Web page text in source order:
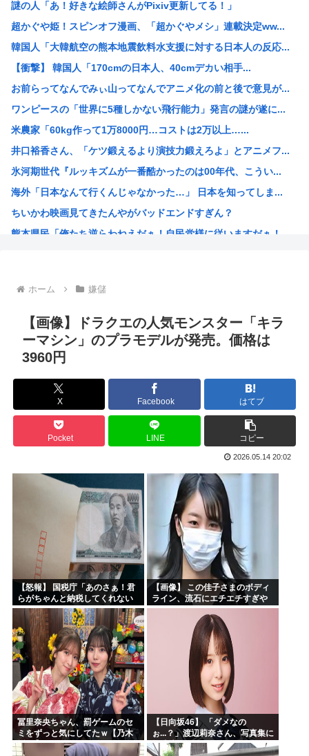
【画像】高市早苗、殺されることに怯え始める
【画像】飛行機の隣の客に手コキされたイケメンwww
券売機でチンタラしてる鈍感日本人、ガチで増える。197c...
【衝撃】50代女性、京大病院で脳腫瘍手術→“腫瘍の無い部...
【画像】ディズニーのおいなり巻（600円）、流石にアレす...
小学生の時、廊下を走ったときの危険性と利点について統計を...
古いパソコンのUSBに挿すだけで復活&高速化するマジック...
中国、止められないEV製造 売れず在庫山積み「売れたこと...
危険物乙4さん合格率30%の難関試験になる
氷河期世代『ルッキズムが一番酷かったのは00年代、こうい...
女子中学生をカッターナイフで脅し性的暴行か 56歳男を逮...
謎の人「あ！好きな絵師さんがPixiv更新してる！」
超かぐや姫！スピンオフ漫画、「超かぐやメシ」連載決定ww...
韓国人「大韓航空の熊本地震飲料水支援に対する日本人の反応...
【衝撃】 韓国人「170cmの日本人、40cmデカい相手...
お前らってなんでみぃ山ってなんでアニメ化の前と後で意見が...
ワンピースの「世界に5種しかない飛行能力」発言の謎が遂に...
米農家「60kg作って1万8000円…コストは2万以上…...
井口裕香さん、「ケツ鍛えるより演技力鍛えろよ」とアニメフ...
氷河期世代『ルッキズムが一番酷かったのは00年代、こうい...
海外「日本なんて行くんじゃなかった…」 日本を知ってしま...
ちいかわ映画見てきたんやがバッドエンドすぎん？
熊本県民「俺たち逆らわねえだぁ！自民党様に従いますだぁ！...
韓国人「悲報：FIFA会長にさえ2002年W杯で韓国が審...
韓国人「日本のサッカー協会も性接待やってるんじゃないです...
小泉進次郎「北朝鮮に厳重に抗議し、強く非難した」
今期アニメ、無職さよララ乙女怪獣ヤニねこ鉄ジャン天幕きみ...
日本さん食料自給率が過去最低に 25年度37% 主要先進...
韓国、日本の新しい防衛白書に対する当てつけで、日本の制止...
トランプ大統領、イランとの戦闘「近く終結するだろう」と表...
海外の反応：韓国サッカー協会、国際審判員らを性接待
「作り込んである高尚アニメ」なんかよりも「心の揺れ動く少...
トランプ「悪夢のオバマ政権！景気が悪いのはオバマのせい」
ひなこのーと作者、顔と一緒に乳首を晒すも抜けない
中国新聞「高市総理は非核三原則堅持をはっきり言わなかった...
韓国人「現在の日本の沖縄のスーパーは台風のおかげでこうな...
ホーム 嫌儲
【画像】ドラクエの人気モンスター「キラ
ーマシン」のプラモデルが発売。価格は
3960円
X Facebook はてブ
Pocket LINE コピー
2026.05.14 20:02
【怒報】 国税庁「あのさぁ！君
らがちゃんと納税してくれない
とこうなっちゃうけどどうす
る？！」←これw w w w w w w w
【画像】 この佳子さまのボディ
ライン、流石にエチエチすぎや
ろ！
冨里奈央ちゃん、罰ゲームのセ
ミをずっと気にしてたｗ【乃木
坂46】
【日向坂46】 「ダメなの
ぉ...？」渡辺莉奈さん、写真集に
興味津々